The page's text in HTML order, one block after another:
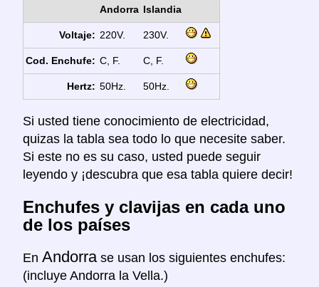
Andorra Islandia
Voltaje: 220V. 230V.
Cod. Enchufe: C, F. C, F.
Hertz: 50Hz. 50Hz.
Si usted tiene conocimiento de electricidad,
quizas la tabla sea todo lo que necesite saber.
Si este no es su caso, usted puede seguir
leyendo y ¡descubra que esa tabla quiere decir!
Enchufes y clavijas en cada uno
de los países
En Andorra se usan los siguientes enchufes:
(incluye Andorra la Vella.)